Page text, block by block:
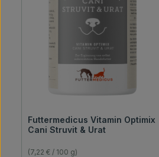
Futtermedicus Vitamin Optimix
Cani Struvit & Urat
(7,22 € / 100 g)